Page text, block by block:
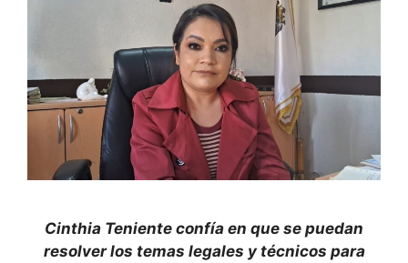
Cinthia Teniente confía en que se puedan
resolver los temas legales y técnicos para